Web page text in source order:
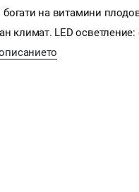
на витамини
климат. LED